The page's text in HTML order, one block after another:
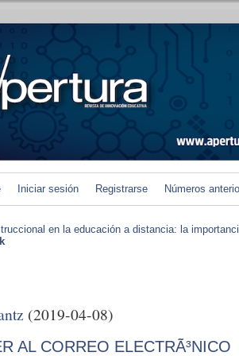
Iniciar sesión Registrarse Números
en la educación a distancia: la
(2019-04-08)
AL CORREO ELECTRÃ³NICO